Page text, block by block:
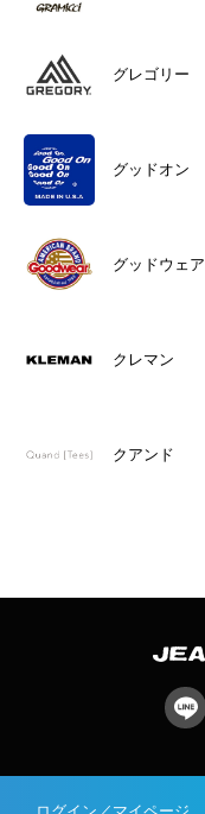
グレゴリー
グッドオン
グッドウェア
クレマン
クアンド